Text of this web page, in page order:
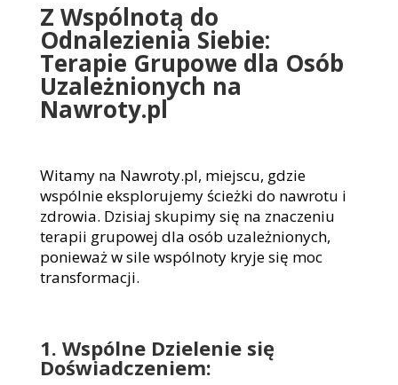
Z Wspólnotą do
Odnalezienia Siebie:
Terapie Grupowe dla Osób
Uzależnionych na
Nawroty.pl
Witamy na Nawroty.pl, miejscu, gdzie
wspólnie eksplorujemy ścieżki do nawrotu i
zdrowia. Dzisiaj skupimy się na znaczeniu
terapii grupowej dla osób uzależnionych,
ponieważ w sile wspólnoty kryje się moc
transformacji.
1. Wspólne Dzielenie się
Doświadczeniem: